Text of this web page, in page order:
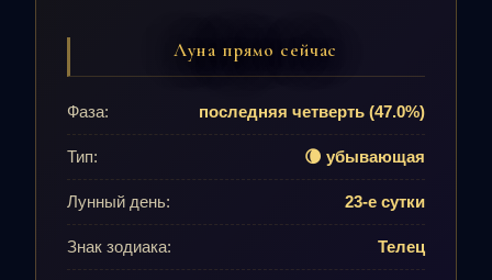
Луна прямо сейчас
Фаза: последняя четверть (47.0%)
Тип: 🌘 убывающая
Лунный день: 23-е сутки
Знак зодиака: Телец